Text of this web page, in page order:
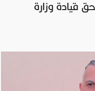
قيادة وزارة